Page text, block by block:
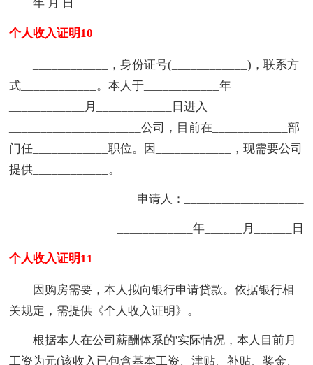
年 月 日
个人收入证明10
____________，身份证号(____________)，联系方
式____________。本人于____________年
____________月____________日进入
_____________________公司，目前在____________部
门任____________职位。因____________，现需要公司
提供____________。
申请人：___________________
____________年______月______日
个人收入证明11
因购房需要，本人拟向银行申请贷款。依据银行相
关规定，需提供《个人收入证明》。
根据本人在公司薪酬体系的'实际情况，本人目前月
工资为元(该收入已包含基本工资、津贴、补贴、奖金、